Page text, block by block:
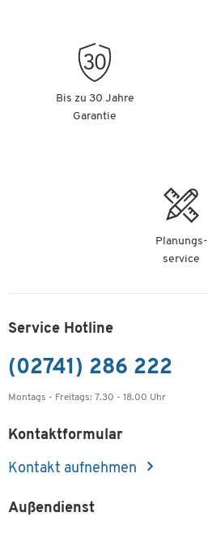
Bis zu 30 Jahre
Garantie
Planungs-
service
Service Hotline
(02741) 286 222
Montags - Freitags: 7.30 - 18.00 Uhr
Kontaktformular
Kontakt aufnehmen
Außendienst